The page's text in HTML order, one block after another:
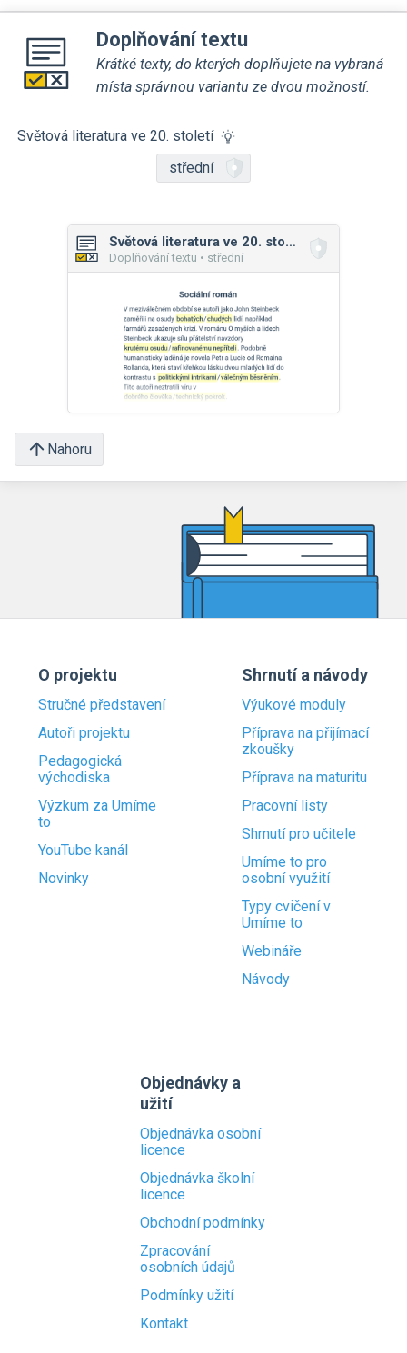
Doplňování textu
Krátké texty, do kterých doplňujete na vybraná
místa správnou variantu ze dvou možností.
Světová literatura ve 20. století
střední
Světová literatura ve 20. století
Doplňování textu • střední
Nahoru
O projektu
Stručné představení
Autoři projektu
Pedagogická
východiska
Výzkum za Umíme
to
YouTube kanál
Novinky
Shrnutí a návody
Výukové moduly
Příprava na přijímací
zkoušky
Příprava na maturitu
Pracovní listy
Shrnutí pro učitele
Umíme to pro
osobní využití
Typy cvičení v
Umíme to
Webináře
Návody
Objednávky a
užití
Objednávka osobní
licence
Objednávka školní
licence
Obchodní podmínky
Zpracování
osobních údajů
Podmínky užití
Kontakt